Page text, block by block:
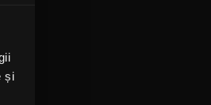
și